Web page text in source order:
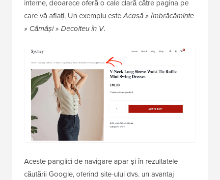
interne, deoarece oferă o cale clară către pagina pe
care vă aflați. Un exemplu esteAcasă » Îmbrăcăminte
» Cămăși » Decolteu în V.
Aceste panglici de navigare apar și în rezultatele
căutării Google, oferind site-ului dvs. un avantaj